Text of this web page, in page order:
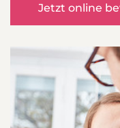
Jetzt online